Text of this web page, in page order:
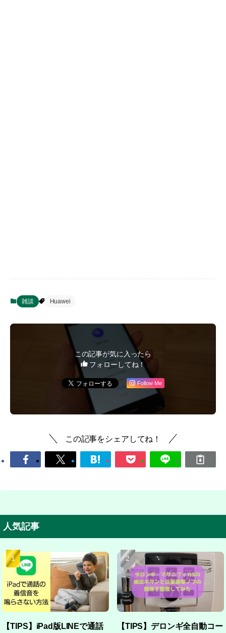
雑談 Huawei
この記事が気に入ったら
フォローしてね！
Follow Me
この記事をシェアしてね！
人気記事
【TIPS】iPad版LINEで通話
【TIPS】デロンギ全自動コー